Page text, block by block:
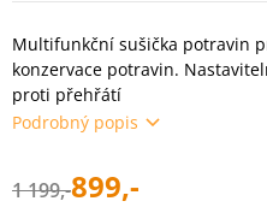
Multifunkční sušička potravin
konzervace potravin.
proti přehřátí
Podrobný popis
1 199,-899,-